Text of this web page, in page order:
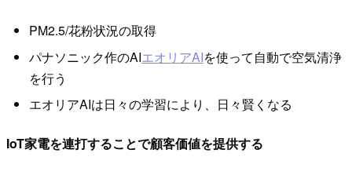
PM2.5/花粉状況の取得
パナソニック作のAIエオリアAIを使って自動で空気清浄
を行う
エオリアAIは日々の学習により、日々賢くなる
IoT家電を連打することで顧客価値を提供する